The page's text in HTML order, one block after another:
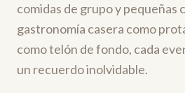
comidas de grupo y pequeñas
gastronomía casera como
como telón de fondo, cada
un recuerdo inolvidable.